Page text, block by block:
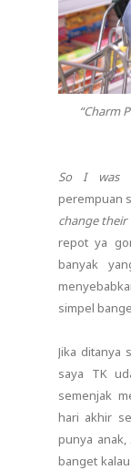
“Charm
So I was
perempuan
change their
repot ya
banyak
simpel
Jika ditanya
saya TK
semenjak
hari akhir
punya anak,
banget